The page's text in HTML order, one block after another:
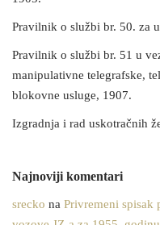
Pravilnik o službi br. 50. za
Pravilnik o službi br. 51 u
manipulativne telegrafske,
blokovne usluge, 1907.
Izgradnja i rad uskotračnih
Najnoviji komentari
srecko na Privremeni spisak